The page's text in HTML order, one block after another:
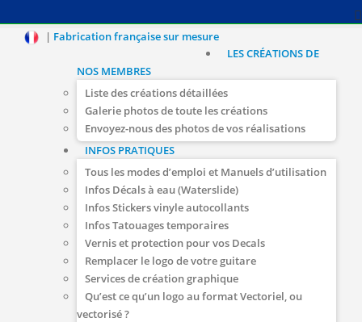
| Fabrication française sur mesure
LES CRÉATIONS DE
NOS MEMBRES
Liste des créations détaillées
Galerie photos de toute les créations
Envoyez-nous des photos de vos réalisations
INFOS PRATIQUES
Tous les modes d’emploi et Manuels d’utilisation
Infos Décals à eau (Waterslide)
Infos Stickers vinyle autocollants
Infos Tatouages temporaires
Vernis et protection pour vos Decals
Remplacer le logo de votre guitare
Services de création graphique
Qu’est ce qu’un logo au format Vectoriel, ou
vectorisé ?